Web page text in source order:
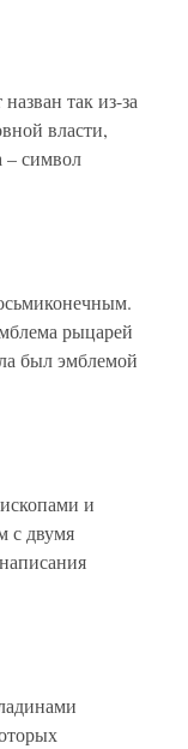
так из-за
власти,
– символ
рыцарей
был эмблемой
и
с двумя